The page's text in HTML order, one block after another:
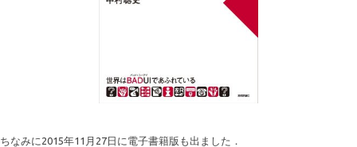
ちなみに2015年11月27日に電子書籍版も出ました．